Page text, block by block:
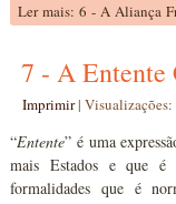
Ler mais: 6 - A Aliança
7 - A Entente
Imprimir|Visualizações:
“Entente” é uma
mais Estados e que é
formalidades que é